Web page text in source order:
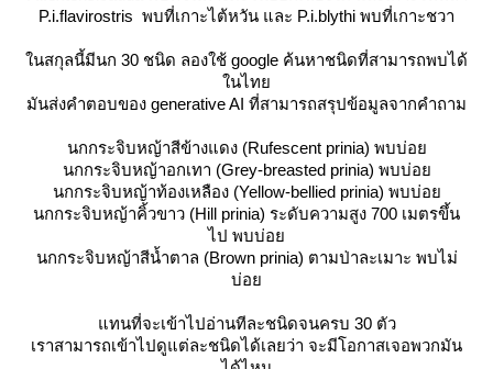
P.i.flavirostris พบที่เกาะไต้หวัน และ P.i.blythi พบที่เกาะชวา
นสกุลนี้มีนก 30 ชนิด ลองใช้ google ค้นหาชนิดที่สามารถพบได้
นไท
มันส่งคำตอบของ generative AI ที่สามารถสรุปข้อมูลจากคำถาม
นกกระจิบหญ้าสีข้างแดง(Rufescent prinia) พบบ่อ
นกกระจิบหญ้าอกเทา (Grey-breasted prinia) พบบ่อ
นกกระจิบหญ้าท้องเหลือง(Yellow-bellied prinia) พบบ่อ
นกกระจิบหญ้าคิ้วขาว (Hill prinia) ระดับความสูง 700 เมตรขึ้น
ไป พบบ่อ
นกกระจิบหญ้าสีน้ำตาล (Brown prinia) ตามป่าละเมาะ พบไม่
บ่อ
ทนที่จะเข้าไปอ่านทีละชนิดจนครบ 30 ตัว
เราสามารถเข้าไปดูแต่ละชนิดได้เลยว่า จะมีโอกาสเจอพวกมัน